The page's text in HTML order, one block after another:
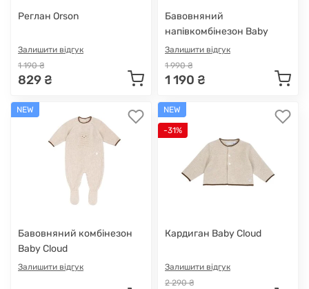
Реглан Orson
Залишити відгук
1 190 ₴
829 ₴
Бавовняний
напівкомбінезон Baby
Cloud
Залишити відгук
1 990 ₴
1 190 ₴
NEW
Бавовняний комбінезон
Baby Cloud
Залишити відгук
NEW
-31%
Кардиган Baby Cloud
Залишити відгук
2 290 ₴